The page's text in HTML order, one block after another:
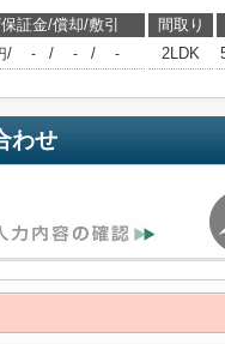
証金/償却/敷引 間取り
/ - / - / - 2LDK
わせ